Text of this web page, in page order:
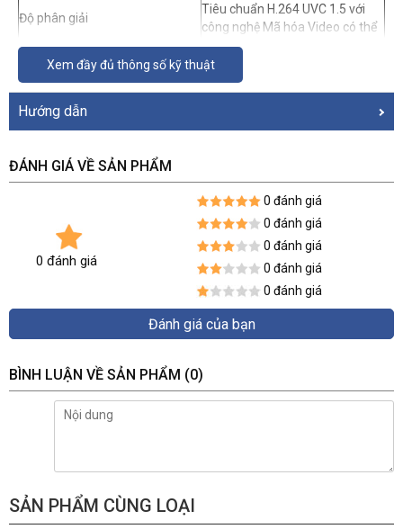
Độ phân giải
Tiêu chuẩn H.264 UVC 1.5 với
công nghệ Mã hóa Video có thể
mở rộng (SVC)
Lấy nét
Tự động
Kết nối
USB
Kích thước (Cao x Rộng x Dài)
Trọng lượng
Giá gắn tường / bàn: 255 g
Khả năng kết nối USB để sử
dụng ngay sau khi cắm
Điều khiển từ xa (PTZ) của các
Camera hội nghị khác (với dịch
vụ hỗ trợ)
Hoạt động với hầu hết mọi ứng
dụng hội nghị video hoặc dịch vụ
hội họp
Business
Tương thích với Cisco Jabber®
Xem đầy đủ thông số kỹ thuật
Hướng dẫn
ĐÁNH GIÁ VỀ SẢN PHẨM
0 đánh giá
0 đánh giá
0 đánh giá
0 đánh giá
0 đánh giá
0 đánh giá
Đánh giá của bạn
BÌNH LUẬN VỀ SẢN PHẨM (0)
SẢN PHẨM CÙNG LOẠI